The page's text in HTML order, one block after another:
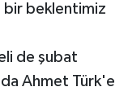
bir beklentimiz
de şubat
Ahmet Türk'e